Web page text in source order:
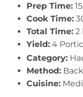
Prep Time:
Cook Time:
Total Time: 2
Yield: 4
Category:
Method:
Cuisine: